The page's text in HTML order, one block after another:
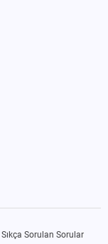
Sıkça Sorulan Sorular